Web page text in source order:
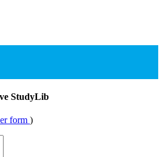
StudyLib
form )